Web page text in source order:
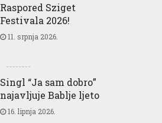
Raspored Sziget
Festivala 2026!
11. srpnja 2026.
Singl “Ja sam dobro”
najavljuje Bablje ljeto
16. lipnja 2026.